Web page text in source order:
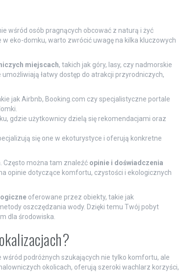
wśród osób pragnących obcować z naturą i żyć
eko-domku, warto zwrócić uwagę na kilka kluczowych
miejscach, takich jak góry, lasy, czy nadmorskie
łatwy dostęp do atrakcji przyrodniczych,
jak Airbnb, Booking.com czy specjalistyczne portale
gdzie użytkownicy dzielą się rekomendacjami oraz
się one w ekoturystyce i oferują konkretne
Często można tam znaleźć opinie i doświadczenia
opinie dotyczące komfortu, czystości i ekologicznych
oferowane przez obiekty, takie jak
oszczędzania wody. Dzięki temu Twój pobyt
dla środowiska.
podróżnych szukających nie tylko komfortu, ale
okolicach, oferują szeroki wachlarz korzyści,